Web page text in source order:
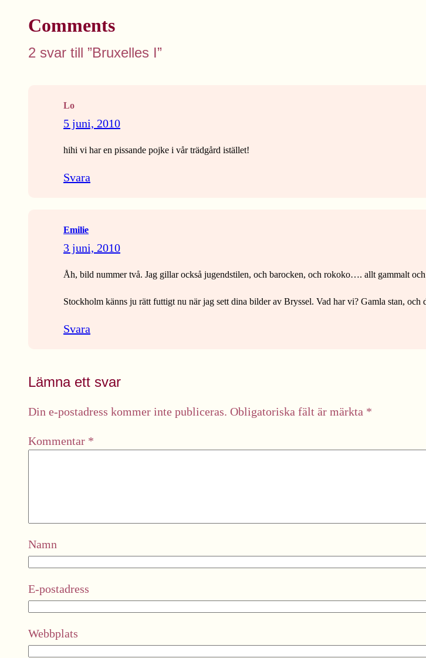
Comments
2 svar till ”Bruxelles I”
Lo
5 juni, 2010
hihi vi har en pissande pojke i vår trädgård istället!
Svara
Emilie
3 juni, 2010
Åh, bild nummer två. Jag gillar också jugendstilen, och barocken, och rokoko…. allt gammalt
Stockholm känns ju rätt futtigt nu när jag sett dina bilder av Bryssel. Vad har vi? Gamla stan, och
Svara
Lämna ett svar
Din e-postadress kommer inte publiceras. Obligatoriska fält är märkta *
Kommentar *
Namn
E-postadress
Webbplats